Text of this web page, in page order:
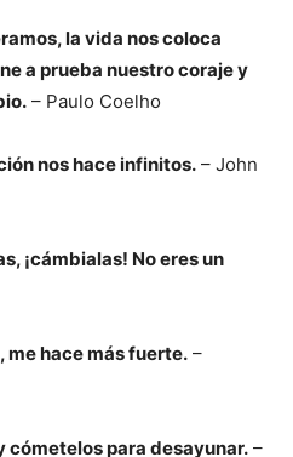
la vida nos coloca
a prueba nuestro coraje y
– Paulo Coelho
nos hace infinitos. – John
¡cámbialas! No eres un
me hace más fuerte. –
cómetelos para desayunar. –